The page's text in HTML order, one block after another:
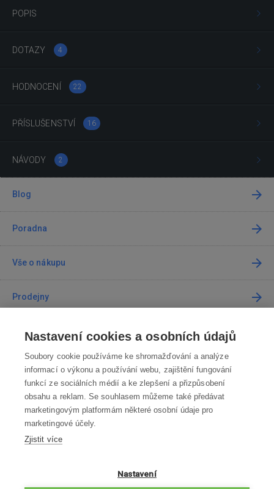
POPIS
DOTAZY 4
HODNOCENÍ 22
PŘÍSLUŠENSTVÍ 16
NÁVODY 2
Blog
Poradna
Vše o nákupu
Prodejny
Kontakt
Kontaktujte nás
info@robotworld.cz
220 770 770 Po-Pá 8:00—16:00
VŠECHNY KONTAKTY
Nastavení cookies a osobních údajů
Soubory cookie používáme ke shromažďování a analýze
informací o výkonu a používání webu, zajištění fungování
funkcí ze sociálních médií a ke zlepšení a přizpůsobení
obsahu a reklam. Se souhlasem můžeme také předávat
marketingovým platformám některé osobní údaje pro
marketingové účely.
Zjistit více
Nastavení